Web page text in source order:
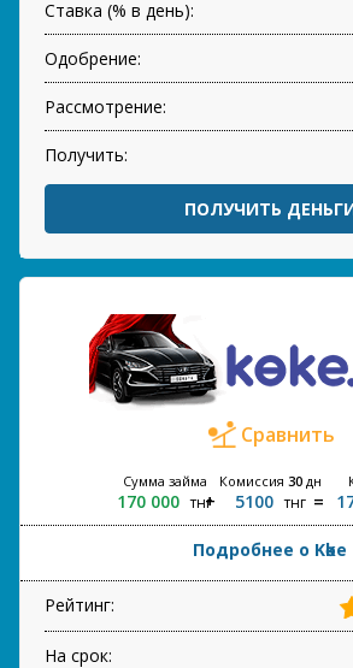
Ставка (% в день):
Одобрение:
Рассмотрение:
Получить:
ПОЛУЧИТЬ
Сравнить
Сумма займа
170 000 тнг
Комиссия 30дн
5100 тнг
Подробнее о Kөkе
Рейтинг:
На срок: